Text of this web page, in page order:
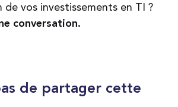
de vos investissements en TI ?
conversation.
de partager cette